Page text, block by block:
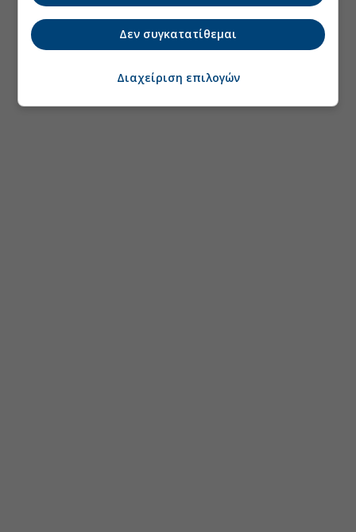
Δεν συγκατατίθεμαι
Διαχείριση επιλογών